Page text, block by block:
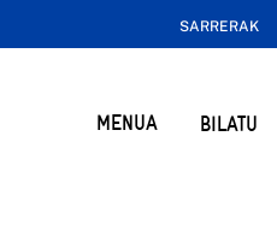
SARRERAK
MENUA BILATU